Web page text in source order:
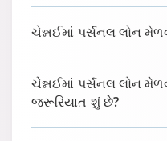
ચેન્નઈમાં પર્સનલ લોન
ચેન્નઈમાં પર્સનલ લોન
જરૂરિયાત શું છે?